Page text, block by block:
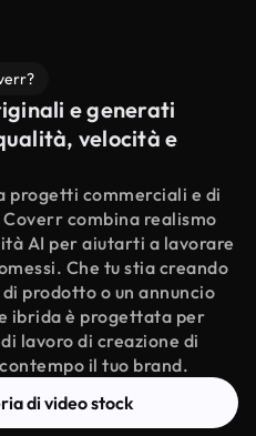
e generati
velocità e
progetti commerciali e di
combina realismo
AI per aiutarti a lavorare
Che tu stia creando
prodotto o un annuncio
ibrida è progettata per
lavoro di creazione di
il tuo brand.
di video stock